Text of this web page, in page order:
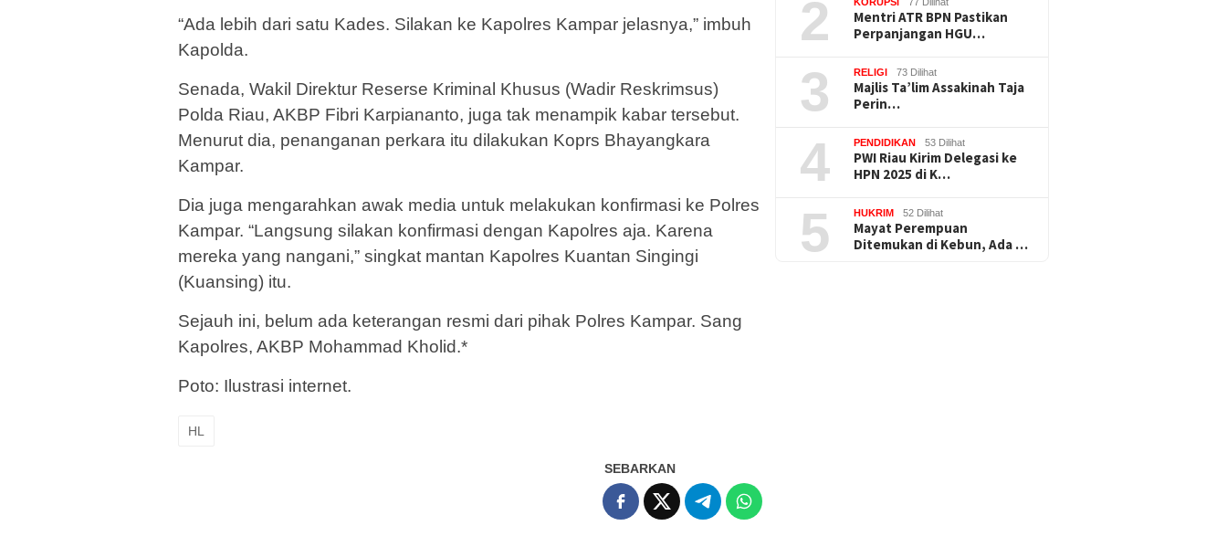
“Ada lebih dari satu Kades. Silakan ke Kapolres Kampar jelasnya,” imbuh
Kapolda.
Senada, Wakil Direktur Reserse Kriminal Khusus (Wadir Reskrimsus)
Polda Riau, AKBP Fibri Karpiananto, juga tak menampik kabar tersebut.
Menurut dia, penanganan perkara itu dilakukan Koprs Bhayangkara
Kampar.
Dia juga mengarahkan awak media untuk melakukan konfirmasi ke Polres
Kampar. “Langsung silakan konfirmasi dengan Kapolres aja. Karena
mereka yang nangani,” singkat mantan Kapolres Kuantan Singingi
(Kuansing) itu.
Sejauh ini, belum ada keterangan resmi dari pihak Polres Kampar. Sang
Kapolres, AKBP Mohammad Kholid.*
Poto: Ilustrasi internet.
HL
SEBARKAN
2
Mentri ATR BPN Pastikan
Perpanjangan HGU…
3 RELIGI 73 Dilihat
Majlis Ta’lim Assakinah Taja
Perin…
4 PENDIDIKAN 53 Dilihat
PWI Riau Kirim Delegasi ke
HPN 2025 di K…
5 HUKRIM 52 Dilihat
Mayat Perempuan
Ditemukan di Kebun, Ada …